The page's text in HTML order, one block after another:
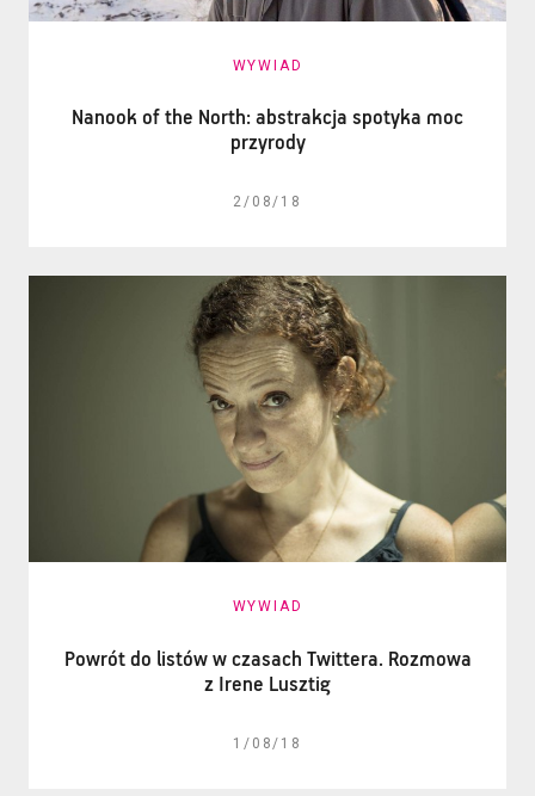
WYWIAD
Nanook of the North: abstrakcja spotyka moc
przyrody
2/08/18
WYWIAD
Powrót do listów w czasach Twittera. Rozmowa
z Irene Lusztig
1/08/18